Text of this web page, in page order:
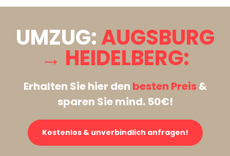
UMZUG:AUGSBURG
→ HEIDELBERG:
Erhalten Sie hier den besten Preis&
sparen Sie mind. 50€!
Kostenlos & unverbindlich anfragen!